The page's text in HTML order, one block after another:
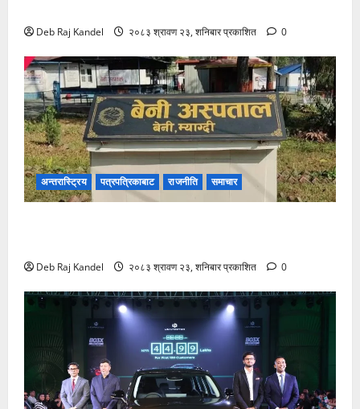
Deb Raj Kandel २०८३ श्रावण २३, शनिबार प्रकाशित 0
अन्तरास्ट्रिय पत्रपत्रिकाबाट राजनीति समाचार
Deb Raj Kandel २०८३ श्रावण २३, शनिबार प्रकाशित 0